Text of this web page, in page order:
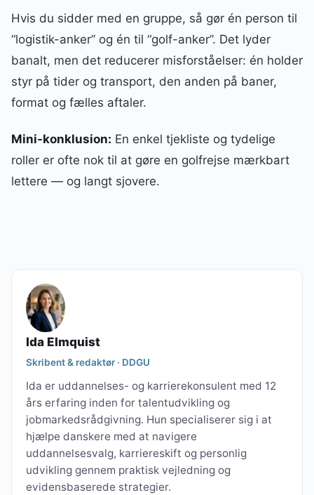
Hvis du sidder med en gruppe, så gør én person til
“logistik-anker” og én til “golf-anker”. Det lyder
banalt, men det reducerer misforståelser: én holder
styr på tider og transport, den anden på baner,
format og fælles aftaler.
Mini-konklusion: En enkel tjekliste og tydelige
roller er ofte nok til at gøre en golfrejse mærkbart
lettere — og langt sjovere.
Ida Elmquist
Skribent & redaktør · DDGU
Ida er uddannelses- og karrierekonsulent med 12
års erfaring inden for talentudvikling og
jobmarkedsrådgivning. Hun specialiserer sig i at
hjælpe danskere med at navigere
uddannelsesvalg, karriereskift og personlig
udvikling gennem praktisk vejledning og
evidensbaserede strategier.